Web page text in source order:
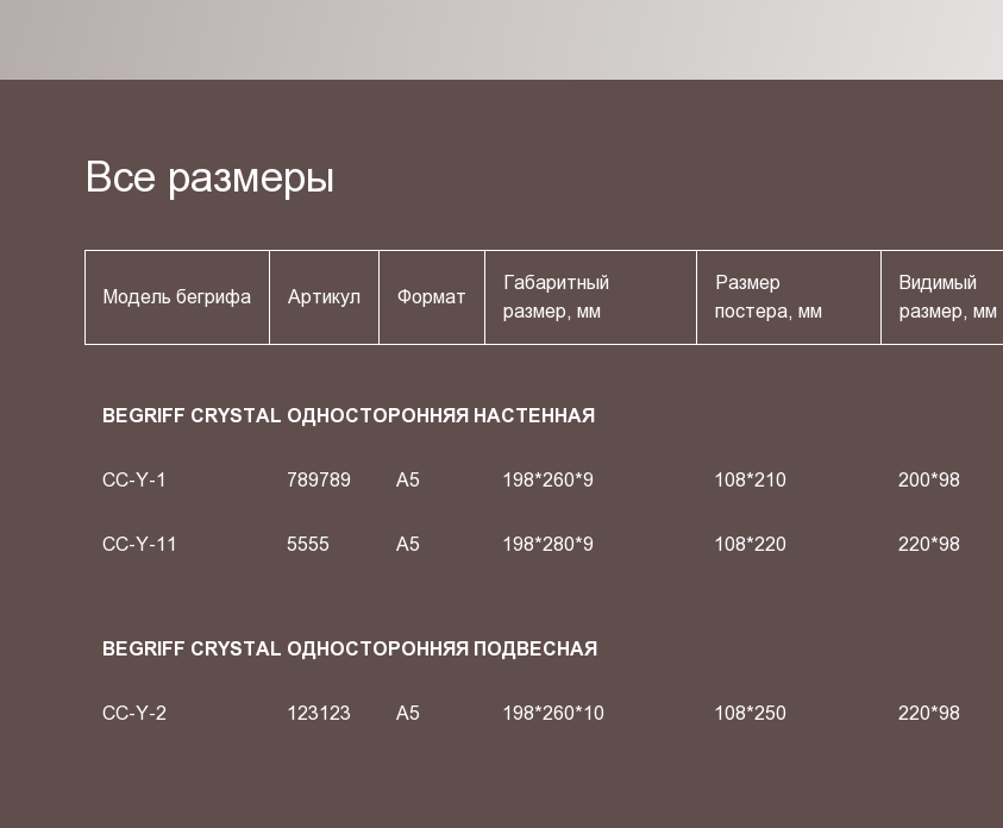
Все размеры
Модель бегрифа Артикул Формат
Габаритный
размер, мм
Размер
постера, мм
Видимый
размер, мм
BEGRIFF CRYSTAL ОДНОСТОРОННЯЯ НАСТЕННАЯ
CC-Y-1 789789 A5 198*260*9 108*210 200*98
CC-Y-11 5555 A5 198*280*9 108*220 220*98
BEGRIFF CRYSTAL ОДНОСТОРОННЯЯ ПОДВЕСНАЯ
CC-Y-2 123123 A5 198*260*10 108*250 220*98